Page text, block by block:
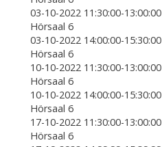
03-10-2022 11:30:00-13:00:00
Hörsaal 6
03-10-2022 14:00:00-15:30:00
Hörsaal 6
10-10-2022 11:30:00-13:00:00
Hörsaal 6
10-10-2022 14:00:00-15:30:00
Hörsaal 6
17-10-2022 11:30:00-13:00:00
Hörsaal 6